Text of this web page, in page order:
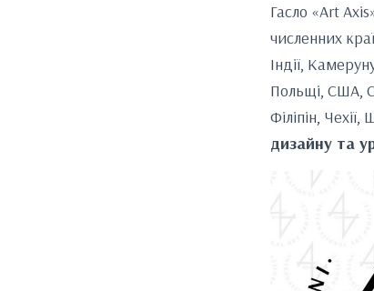
Гасло «Art
численних
Індії,
Польщі, США,
Філіпін,
дизайну та